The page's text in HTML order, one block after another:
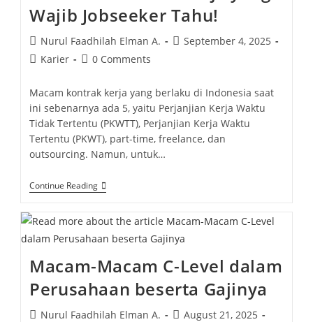
Wajib Jobseeker Tahu!
Nurul Faadhilah Elman A.
September 4, 2025
Karier
0 Comments
Macam kontrak kerja yang berlaku di Indonesia saat
ini sebenarnya ada 5, yaitu Perjanjian Kerja Waktu
Tidak Tertentu (PKWTT), Perjanjian Kerja Waktu
Tertentu (PKWT), part-time, freelance, dan
outsourcing. Namun, untuk…
Continue Reading
Macam-Macam C-Level dalam
Perusahaan beserta Gajinya
Nurul Faadhilah Elman A.
August 21, 2025